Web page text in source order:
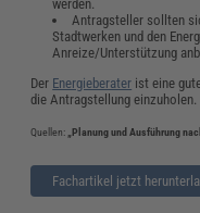
werden.
Antragsteller sollten
Stadtwerken und den
Anreize/Unterstützung
Der Energieberater ist eine
die Antragstellung einzuholen.
Quellen: „Planung und Ausführung
Fachartikel jetzt